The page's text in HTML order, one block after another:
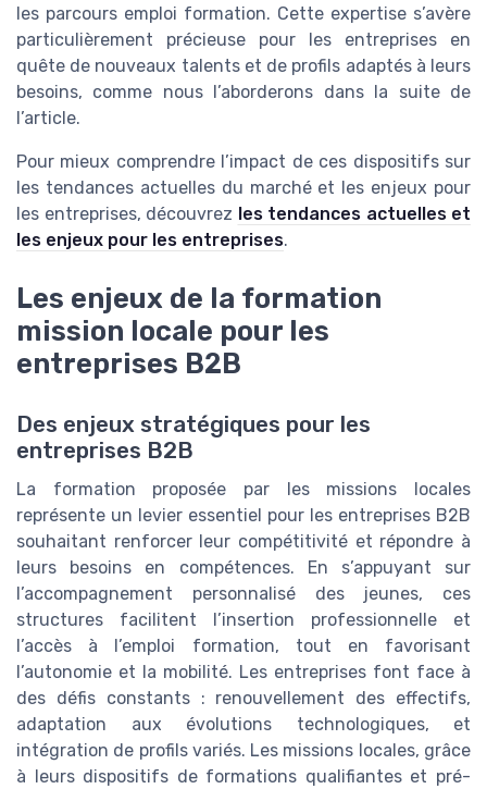
les parcours emploi formation. Cette expertise s’avère
particulièrement précieuse pour les entreprises en
quête de nouveaux talents et de profils adaptés à leurs
besoins, comme nous l’aborderons dans la suite de
l’article.
Pour mieux comprendre l’impact de ces dispositifs sur
les tendances actuelles du marché et les enjeux pour
les entreprises, découvrez les tendances actuelles et
les enjeux pour les entreprises.
Les enjeux de la formation
mission locale pour les
entreprises B2B
Des enjeux stratégiques pour les
entreprises B2B
La formation proposée par les missions locales
représente un levier essentiel pour les entreprises B2B
souhaitant renforcer leur compétitivité et répondre à
leurs besoins en compétences. En s’appuyant sur
l’accompagnement personnalisé des jeunes, ces
structures facilitent l’insertion professionnelle et
l’accès à l’emploi formation, tout en favorisant
l’autonomie et la mobilité. Les entreprises font face à
des défis constants : renouvellement des effectifs,
adaptation aux évolutions technologiques, et
intégration de profils variés. Les missions locales, grâce
à leurs dispositifs de formations qualifiantes et pré-